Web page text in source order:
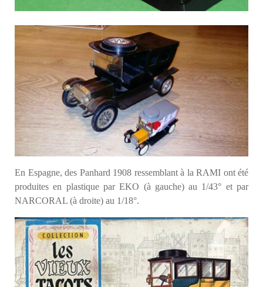
En Espagne, des Panhard 1908 ressemblant à la RAMI ont été
produites en plastique par EKO (à gauche) au 1/43° et par
NARCORAL (à droite) au 1/18°.